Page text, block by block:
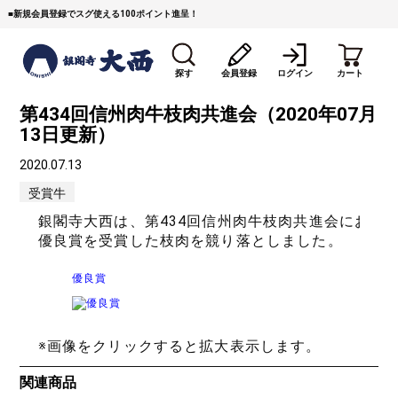
■新規会員登録でスグ使える100ポイント進呈！
探す
すき焼き 焼 肉 ステーキ
しゃぶしゃぶ
品）
品）
バーグ
タレ類
会員登録 ログイン カート
第434回信州肉牛枝肉共進会（2020年07月
13日更新）
2020.07.13
受賞牛
銀閣寺大西は、第434回信州肉牛枝肉共進会におい
優良賞を受賞した枝肉を競り落としました。
優良賞
※画像をクリックすると拡大表示します。
関連商品